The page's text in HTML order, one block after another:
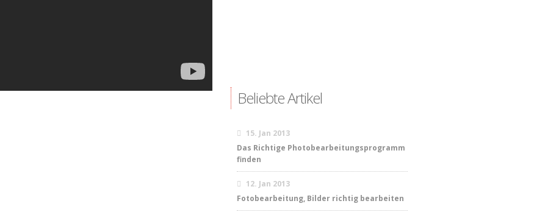
Beliebte Artikel
15. Jan 2013
Das Richtige Photobearbeitungsprogramm
finden
12. Jan 2013
Fotobearbeitung, Bilder richtig bearbeiten